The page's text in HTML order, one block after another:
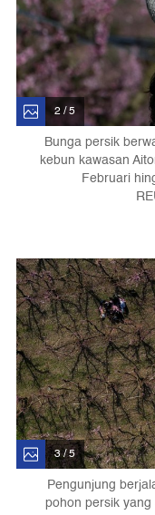
2 / 5
Bunga persik
kebun kawasan
Februari
3 / 5
Pengunjung
pohon persik